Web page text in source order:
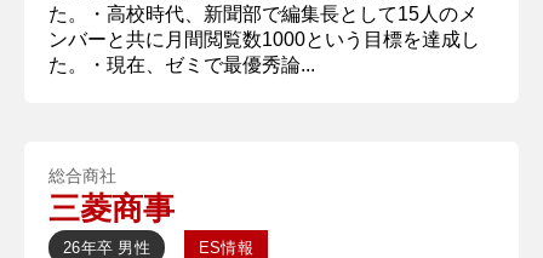
た。・高校時代、新聞部で編集長として15人のメ
ンバーと共に月間閲覧数1000という目標を達成し
た。・現在、ゼミで最優秀論...
総合商社
三菱商事
26年卒 男性 ES情報